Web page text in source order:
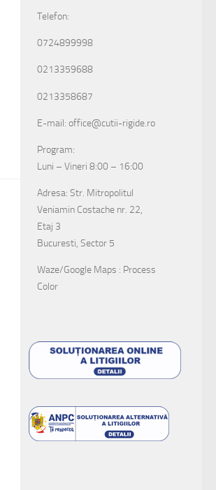
Telefon:
0724899998
0213359688
0213358687
E-mail: office@cutii-rigide.ro
Program:
Luni – Vineri 8:00 – 16:00
Adresa: Str. Mitropolitul
Veniamin Costache nr. 22,
Etaj 3
Bucuresti, Sector 5
Waze/Google Maps : Process
Color